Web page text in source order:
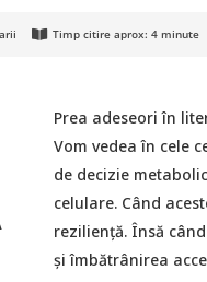
Timp citire aprox: 4 minute
Prea adeseori în
Vom vedea în cele
de decizie
celulare. Când
reziliență. Însă
şi îmbătrânirea